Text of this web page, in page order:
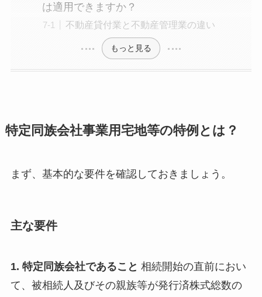
は適用できますか？
不動産貸付業と不動産管理業の違い
もっと見る
特定同族会社事業用宅地等の特例とは？
まず、基本的な要件を確認しておきましょう。
主な要件
1. 特定同族会社であること 相続開始の直前におい
て、被相続人及びその親族等が発行済株式総数の